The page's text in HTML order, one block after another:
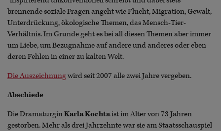
brennende soziale Fragen angeht wie Flucht, Migration, Gewalt,
Unterdrückung, ökologische Themen, das Mensch-Tier-
Verhältnis. Im Grunde geht es bei all diesen Themen aber immer
um Liebe, um Bezugnahme auf andere und anderes oder eben
deren Fehlen in einer zu kalten Welt.
Die Auszeichnungwird seit 2007 alle zwei Jahre vergeben.
Abschiede
Die DramaturginKarla Kochtaist im Alter von 73 Jahren
gestorben. Mehr als drei Jahrzehnte war sie am Staatsschauspiel